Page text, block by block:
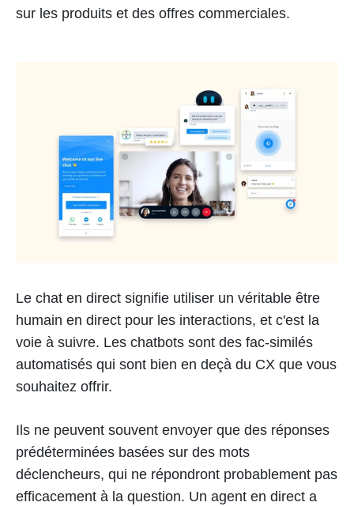
sur les produits et des offres commerciales.
Le chat en direct signifie utiliser un véritable être
humain en direct pour les interactions, et c'est la
voie à suivre. Les chatbots sont des fac-similés
automatisés qui sont bien en deçà du CX que vous
souhaitez offrir.
Ils ne peuvent souvent envoyer que des réponses
prédéterminées basées sur des mots
déclencheurs, qui ne répondront probablement pas
efficacement à la question. Un agent en direct a